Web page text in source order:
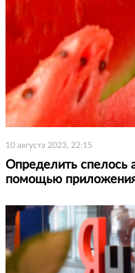
10 августа 2023, 22:15
Определить спелось
помощью